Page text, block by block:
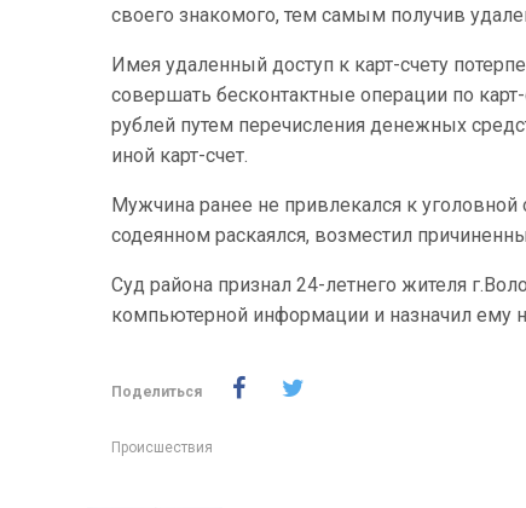
своего знакомого, тем самым получив
Имея удаленный доступ к карт-счету
совершать бесконтактные операции по
рублей путем перечисления денежных
иной карт-счет.
Мужчина ранее не привлекался к
содеянном раскаялся, возместил
Суд района признал 24-летнего жителя
компьютерной информации и назначил ему
Поделиться
Происшествия